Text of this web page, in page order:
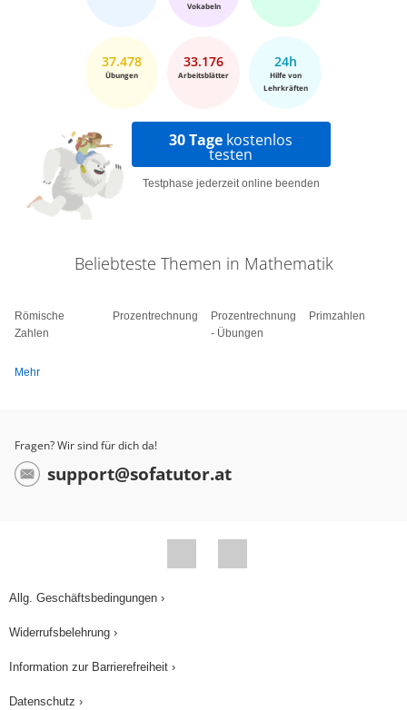
Vokabeln
37.478
Übungen
33.176
Arbeitsblätter
24h
Hilfe von
Lehrkräften
30 Tage kostenlos
testen
Testphase jederzeit online beenden
Beliebteste Themen in Mathematik
Römische
Zahlen
Prozentrechnung
Prozentrechnung
- Übungen
Primzahlen
Mehr
Fragen? Wir sind für dich da!
support@sofatutor.at
Allg. Geschäftsbedingungen ›
Widerrufsbelehrung ›
Information zur Barrierefreiheit ›
Datenschutz ›